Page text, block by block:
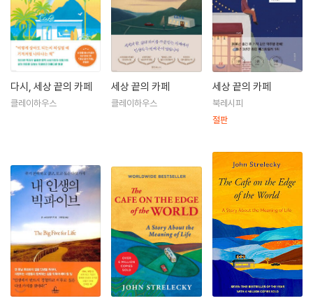
다시, 세상 끝의 카페
클레이하우스
세상 끝의 카페
클레이하우스
세상 끝의 카페
북레시피
절판